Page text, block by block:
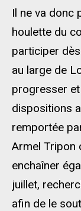
Il ne va donc
houlette du
participer
au large de
progresser
dispositions
remportée
Armel Tripon
enchaîner
juillet,
afin de le